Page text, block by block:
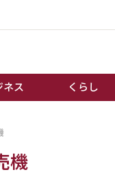
ス くらし
機